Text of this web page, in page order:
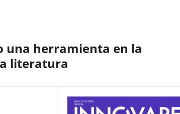
una herramienta en la
literatura